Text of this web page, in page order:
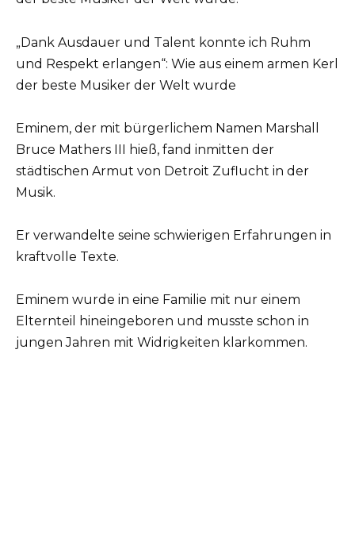
„Dank Ausdauer und Talent konnte ich Ruhm
und Respekt erlangen“: Wie aus einem armen Kerl
der beste Musiker der Welt wurde
Eminem, der mit bürgerlichem Namen Marshall
Bruce Mathers III hieß, fand inmitten der
städtischen Armut von Detroit Zuflucht in der
Musik.
Er verwandelte seine schwierigen Erfahrungen in
kraftvolle Texte.
Eminem wurde in eine Familie mit nur einem
Elternteil hineingeboren und musste schon in
jungen Jahren mit Widrigkeiten klarkommen.